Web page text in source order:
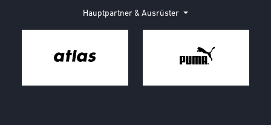
Hauptpartner & Ausrüster